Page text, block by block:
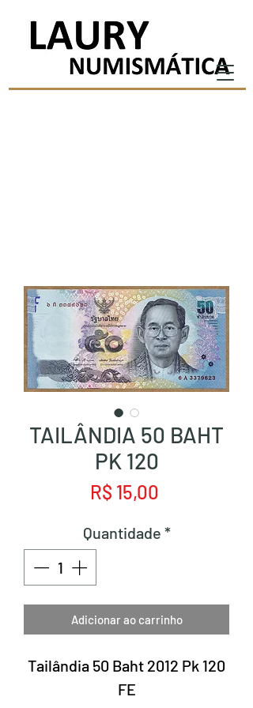
TAILÂNDIA 50 BAHT
PK 120
R$ 15,00
Quantidade *
Adicionar ao carrinho
Tailândia 50 Baht 2012 Pk 120
FE